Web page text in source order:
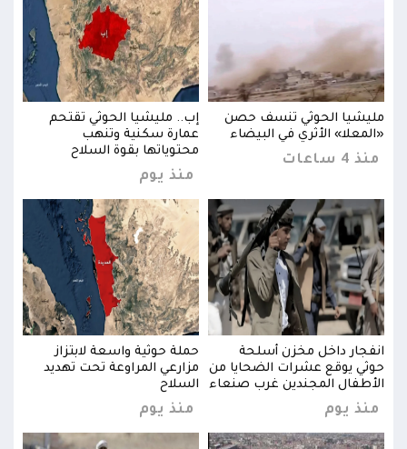
مليشيا الحوثي تنسف حصن
«المعلا» الأثري في البيضاء
منذ 4 ساعات
إب.. مليشيا الحوثي تقتحم
عمارة سكنية وتنهب
محتوياتها بقوة السلاح
منذ يوم
انفجار داخل مخزن أسلحة
حوثي يوقع عشرات الضحايا من
الأطفال المجندين غرب صنعاء
منذ يوم
حملة حوثية واسعة لابتزاز
مزارعي المراوعة تحت تهديد
السلاح
منذ يوم